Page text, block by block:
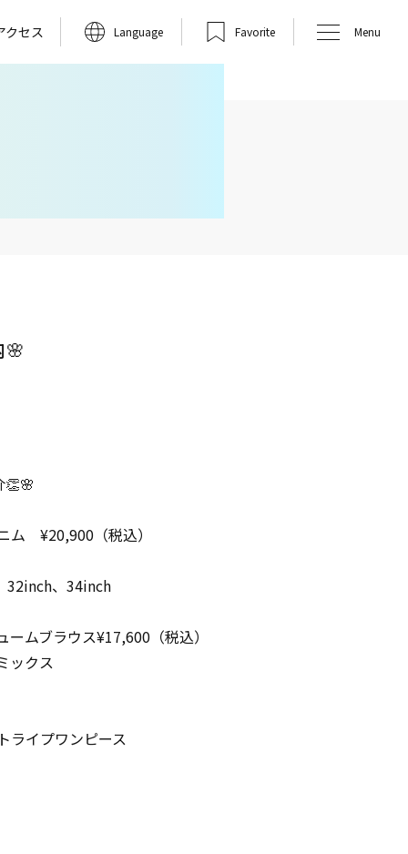
クセス Favorite
Language Menu
ム ¥20,900（税込）
32inch、34inch
ムブラウス¥17,600（税込）
ックス
ライプワンピース